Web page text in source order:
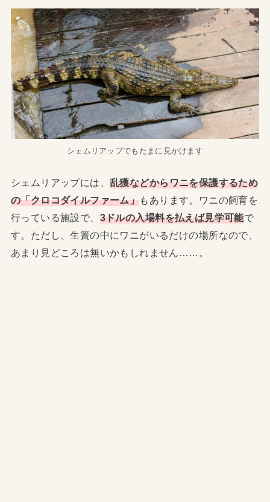
シェムリアップでもたまに見かけます
シェムリアップには、乱獲などからワニを保護するため
の「クロコダイルファーム」 もあります。ワニの飼育を
行っている施設で、 3ドルの入場料を払えば見学可能で
す。ただし、生簀の中にワニがいるだけの場所なので、
あまり見どころは無いかもしれません……。